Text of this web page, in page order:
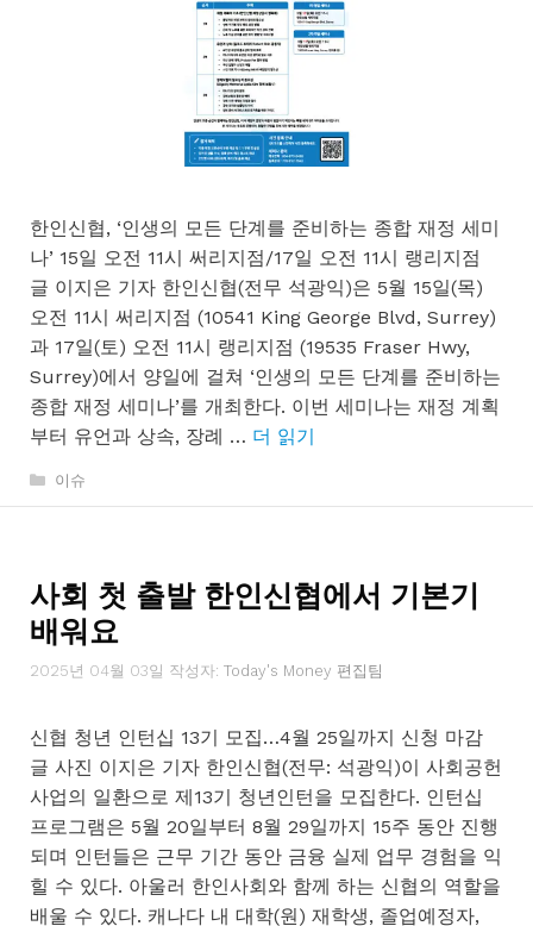
한인신협, ‘인생의 모든 단계를 준비하는 종합 재정 세미
나’ 15일 오전 11시 써리지점/17일 오전 11시 랭리지점
글 이지은 기자 한인신협(전무 석광익)은 5월 15일(목)
오전 11시 써리지점 (10541 King George Blvd, Surrey)
과 17일(토) 오전 11시 랭리지점 (19535 Fraser Hwy,
Surrey)에서 양일에 걸쳐 ‘인생의 모든 단계를 준비하는
종합 재정 세미나’를 개최한다. 이번 세미나는 재정 계획
부터 유언과 상속, 장례 … 더 읽기
카
이슈
사회 첫 출발 한인신협에서 기본기
배워요
2025년 04월 03일 작성자: Today's Money 편집팀
신협 청년 인턴십 13기 모집…4월 25일까지 신청 마감
글 사진 이지은 기자 한인신협(전무: 석광익)이 사회공헌
사업의 일환으로 제13기 청년인턴을 모집한다. 인턴십
프로그램은 5월 20일부터 8월 29일까지 15주 동안 진행
되며 인턴들은 근무 기간 동안 금융 실제 업무 경험을 익
힐 수 있다. 아울러 한인사회와 함께 하는 신협의 역할을
배울 수 있다. 캐나다 내 대학(원) 재학생, 졸업예정자,